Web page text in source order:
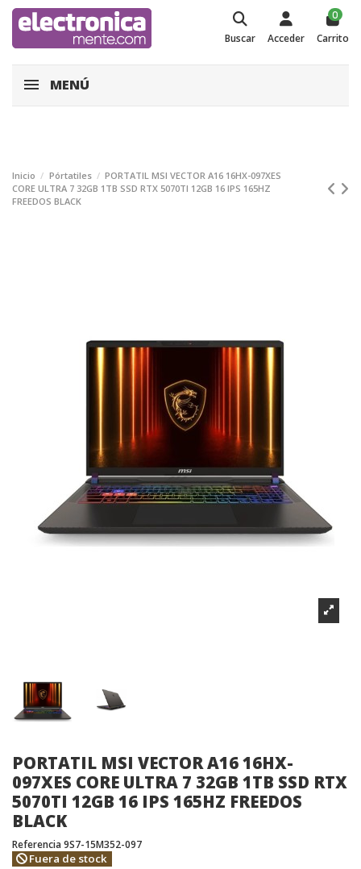
Buscar Acceder
0
Carrito
MENÚ
Inicio Pórtatiles
PORTATIL MSI VECTOR A16 16HX-097XES
CORE ULTRA 7 32GB 1TB SSD RTX 5070TI 12GB 16 IPS 165HZ
FREEDOS BLACK
PORTATIL MSI VECTOR A16 16HX-
097XES CORE ULTRA 7 32GB 1TB SSD RTX
5070TI 12GB 16 IPS 165HZ FREEDOS
BLACK
Referencia 9S7-15M352-097
Fuera de stock